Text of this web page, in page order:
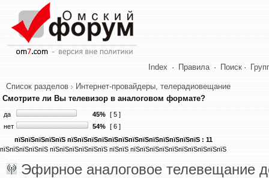
Index · Правила · Поиск ·
Список разделов
Интернет-провайдеры, телерадиовещание
Смотрите ли Вы телевизор в аналоговом формате?
да 45% [ 5 ]
нет
54% [ 6 ]
пїЅпїЅпїЅпїЅпїЅ пїЅпїЅпїЅпїЅпїЅпїЅпїЅпїЅпїЅпїЅпїЅпїЅпїЅ : 11
пїЅпїЅпїЅпїЅпїЅ пїЅпїЅпїЅпїЅпїЅпїЅ пїЅпїЅ пїЅпїЅпїЅпїЅпїЅпїЅпїЅпїЅпїЅпїЅ
Эфирное аналоговое телевещание